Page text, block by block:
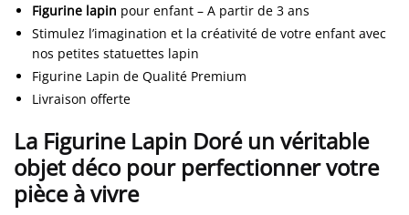
Figurine lapin pour enfant – A partir de 3 ans
Stimulez l’imagination et la créativité de votre enfant avec
nos petites statuettes lapin
Figurine Lapin de Qualité Premium
Livraison offerte
La Figurine Lapin Doré un véritable
objet déco pour perfectionner votre
pièce à vivre